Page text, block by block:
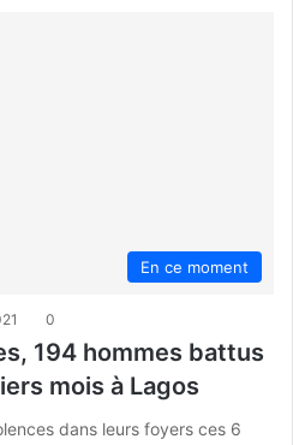
En ce moment
0
194 hommes battus
mois à Lagos
dans leurs foyers ces 6